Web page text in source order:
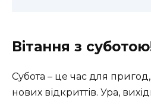
Вітання з
Субота – це час для
нових відкриттів. Ура,